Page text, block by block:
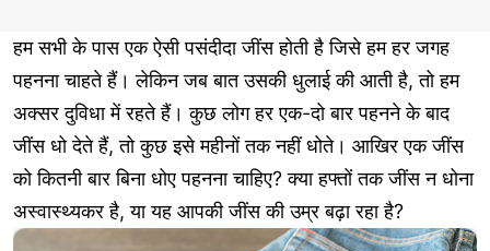
हम सभी के पास एक ऐसी पसंदीदा जींस होती है जिसे हम हर जगह
पहनना चाहते हैं। लेकिन जब बात उसकी धुलाई की आती है, तो हम
अक्सर दुविधा में रहते हैं। कुछ लोग हर एक-दो बार पहनने के बाद
जींस धो देते हैं, तो कुछ इसे महीनों तक नहीं धोते। आखिर एक जींस
को कितनी बार बिना धोए पहनना चाहिए? क्या हफ्तों तक जींस न धोना
अस्वास्थ्यकर है, या यह आपकी जींस की उम्र बढ़ा रहा है?